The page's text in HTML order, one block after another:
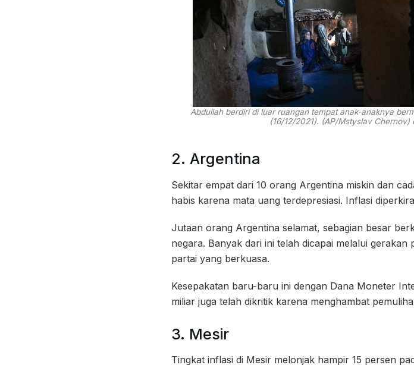
Abdullah berdiri di luar ruangan tempat anak-anaknya
(16/12/2021). (AP/Mstyslav
2. Argentina
Sekitar empat dari 10 orang Argentina miskin dan
habis karena mata uang terdepresiasi. Inflasi
Jutaan orang Argentina selamat, sebagian besar
negara. Banyak dari ini telah dicapai melalui
partai yang berkuasa.
Kesepakatan baru-baru ini dengan Dana Moneter
miliar juga telah dikritik karena menghambat
3. Mesir
Tingkat inflasi di Mesir melonjak hampir 15 persen